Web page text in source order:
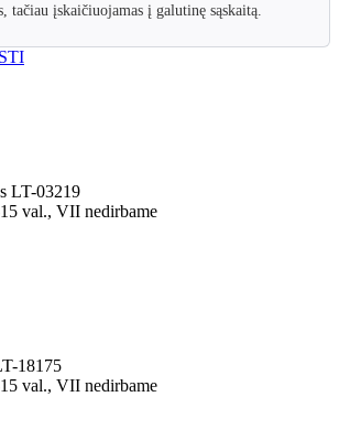
tačiau įskaičiuojamas į galutinę sąskaitą.
LT-03219
val., VII nedirbame
18175
val., VII nedirbame